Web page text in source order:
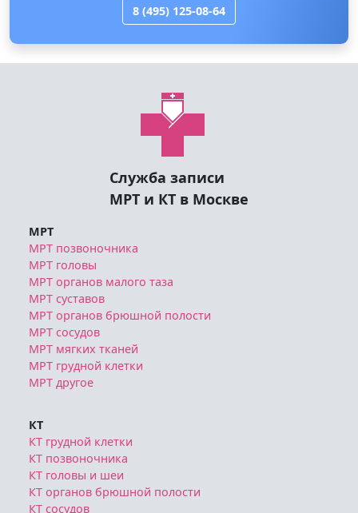
8 (495) 125-08-64
Служба записи
МРТ и КТ в Москве
МРТ
МРТ позвоночника
МРТ головы
МРТ органов малого таза
МРТ суставов
МРТ органов брюшной полости
МРТ сосудов
МРТ мягких тканей
МРТ грудной клетки
МРТ другое
КТ
КТ грудной клетки
КТ позвоночника
КТ головы и шеи
КТ органов брюшной полости
КТ сосудов